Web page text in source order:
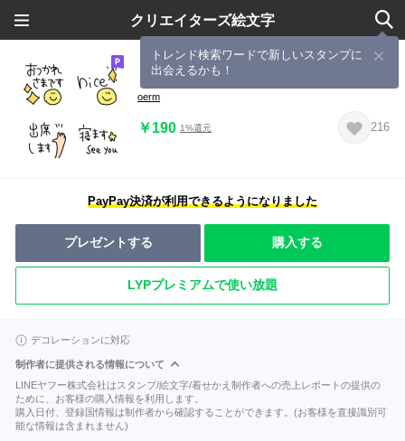
クリエイターズ絵文字
トレンド検索ワードで新しいスタンプに
出会えるかも！
『リアクション絵文字』
oerm
￥190 1%還元 216
PayPay決済が利用できるようになりました
プレゼントする 購入する
LYPプレミアムで使い放題
デコレーションに対応
制作者に提供される情報について
LINEヤフー株式会社はスタンプ/絵文字/着せかえ制作者への売上レポートの提供の
ために、お客様の購入情報を利用します。
購入日付、登録国情報は制作者から確認することができます。(お客様を直接識別可
能な情報は含まれません)